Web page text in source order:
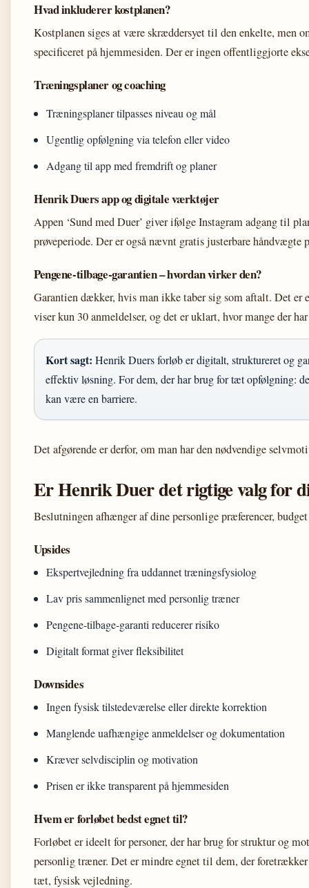
Hvad inkluderer kostplanen?
Kostplanen siges at være skræddersyet til den enkelte, men
specificeret på hjemmesiden. Der er ingen offentliggjorte
Træningsplaner og coaching
Træningsplaner tilpasses niveau og mål
Ugentlig opfølgning via telefon eller video
Adgang til app med fremdrift og planer
Henrik Duers app og digitale værktøjer
Appen ‘Sund med Duer’ giver ifølge Instagram adgang til
prøveperiode. Der er også nævnt gratis justerbare
Pengene-tilbage-garantien – hvordan virker den?
Garantien dækker, hvis man ikke taber sig som aftalt. Det er
viser kun 30 anmeldelser, og det er uklart, hvor mange der
Kort sagt: Henrik Duers forløb er digitalt, struktureret og
effektiv løsning. For dem, der har brug for tæt opfølgning:
kan være en barriere.
Det afgørende er derfor, om man har den nødvendige
Er Henrik Duer det rigtige valg for
Beslutningen afhænger af dine personlige præferencer,
Upsides
Ekspertvejledning fra uddannet træningsfysiolog
Lav pris sammenlignet med personlig træner
Pengene-tilbage-garanti reducerer risiko
Digitalt format giver fleksibilitet
Downsides
Ingen fysisk tilstedeværelse eller direkte korrektion
Manglende uafhængige anmeldelser og dokumentation
Kræver selvdisciplin og motivation
Prisen er ikke transparent på hjemmesiden
Hvem er forløbet bedst egnet til?
Forløbet er ideelt for personer, der har brug for struktur og
personlig træner. Det er mindre egnet til dem, der
tæt, fysisk vejledning.